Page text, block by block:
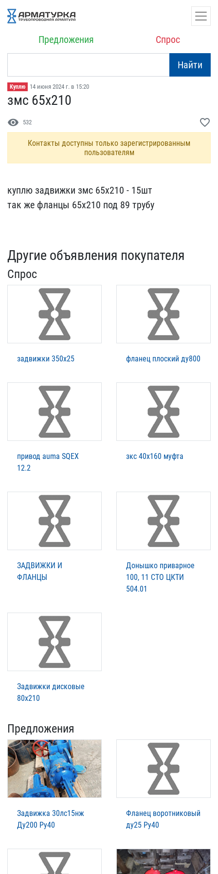
Предложения Спрос
Найти
Куплю 14 июня 2024 г. в 15:20
змс 65х210
visibility 532 favorite_border
Контакты доступны только зарегистрированным
пользователям
куплю задвижки змс 65х21​0 - 15шт
так же фланцы 6​5х210 под 89 трубу
Другие объявления покупателя
Спрос
задвижки 350х25 фланец плоский ду800
привод auma SQEX
12.2
зкс 40х160 муфта
ЗАДВИЖКИ И
ФЛАНЦЫ
Донышко приварное
100, 11 СТО ЦКТИ
504.01
Задвижки дисковые
80х210
Предложения
Задвижка 30лс15нж
Ду200 Ру40
Фланец воротниковый
ду25 Ру40